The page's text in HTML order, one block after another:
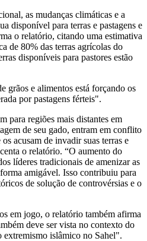
as mudanças climáticas e a
disponível para terras e pastagens e
o relatório, citando uma estimativa
de 80% das terras agrícolas do
disponíveis para pastores estão
grãos e alimentos está forçando os
por pastagens férteis".
para regiões mais distantes em
de seu gado, entram em conflito
acusam de invadir suas terras e
o relatório. “O aumento do
líderes tradicionais de amenizar as
amigável. Isso contribuiu para
de solução de controvérsias e o
em jogo, o relatório também afirma
deve ser vista no contexto do
extremismo islâmico no Sahel".